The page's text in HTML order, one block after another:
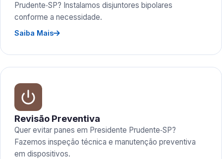
Prudente‑SP? Instalamos disjuntores bipolares
conforme a necessidade.
Saiba Mais
Revisão Preventiva
Quer evitar panes em Presidente Prudente‑SP?
Fazemos inspeção técnica e manutenção preventiva
em dispositivos.